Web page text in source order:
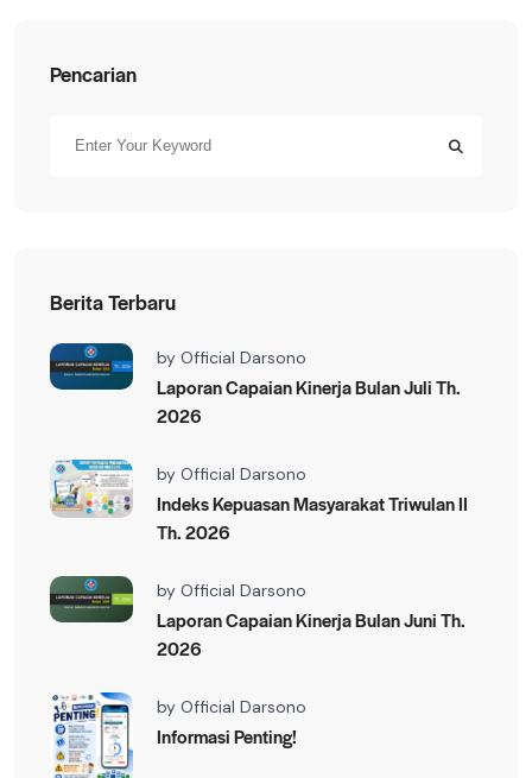
Pencarian
Berita Terbaru
by Official Darsono
Laporan Capaian Kinerja Bulan Juli Th.
2026
by Official Darsono
Indeks Kepuasan Masyarakat Triwulan II
Th. 2026
by Official Darsono
Laporan Capaian Kinerja Bulan Juni Th.
2026
by Official Darsono
Informasi Penting!